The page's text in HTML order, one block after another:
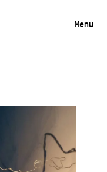
Menu